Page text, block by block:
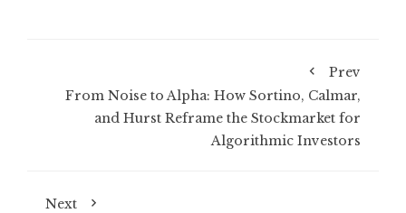
Prev
From Noise to Alpha: How Sortino, Calmar,
and Hurst Reframe the Stockmarket for
Algorithmic Investors
Next